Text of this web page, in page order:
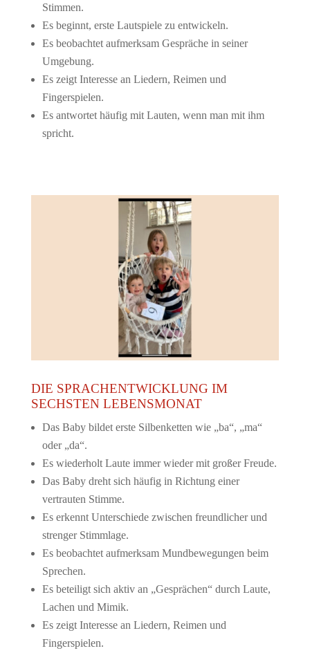
Stimmen.
Es beginnt, erste Lautspiele zu entwickeln.
Es beobachtet aufmerksam Gespräche in seiner
Umgebung.
Es zeigt Interesse an Liedern, Reimen und
Fingerspielen.
Es antwortet häufig mit Lauten, wenn man mit ihm
spricht.
DIE SPRACHENTWICKLUNG IM
SECHSTEN LEBENSMONAT
Das Baby bildet erste Silbenketten wie „ba“, „ma“
oder „da“.
Es wiederholt Laute immer wieder mit großer Freude.
Das Baby dreht sich häufig in Richtung einer
vertrauten Stimme.
Es erkennt Unterschiede zwischen freundlicher und
strenger Stimmlage.
Es beobachtet aufmerksam Mundbewegungen beim
Sprechen.
Es beteiligt sich aktiv an „Gesprächen“ durch Laute,
Lachen und Mimik.
Es zeigt Interesse an Liedern, Reimen und
Fingerspielen.